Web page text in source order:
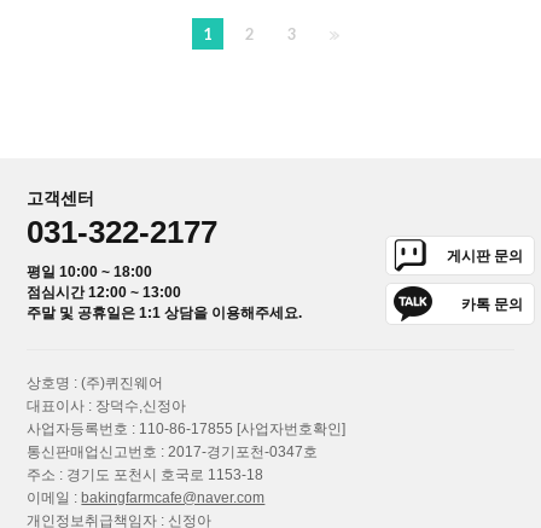
1 2 3
고객센터
031-322-2177
평일 10:00 ~ 18:00
점심시간 12:00 ~ 13:00
주말 및 공휴일은 1:1 상담을 이용해주세요.
게시판 문의
카톡 문의
상호명 : (주)퀴진웨어
대표이사 : 장덕수,신정아
사업자등록번호 : 110-86-17855 [사업자번호확인]
통신판매업신고번호 : 2017-경기포천-0347호
주소 : 경기도 포천시 호국로 1153-18
이메일 : bakingfarmcafe@naver.com
개인정보취급책임자 : 신정아